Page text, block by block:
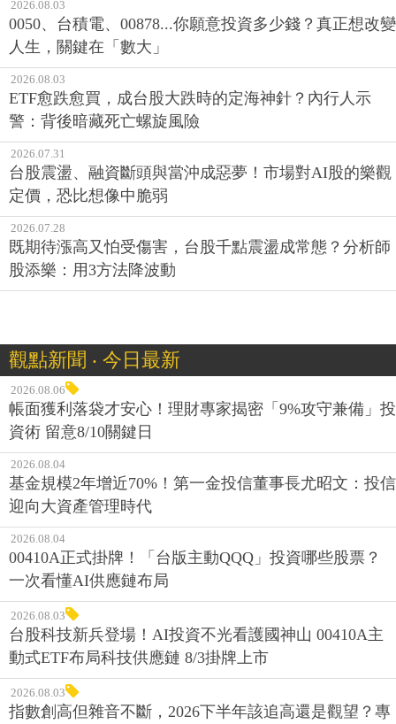
2026.08.03
0050、台積電、00878...你願意投資多少錢？真正想改變
人生，關鍵在「數大」
2026.08.03
ETF愈跌愈買，成台股大跌時的定海神針？內行人示
警：背後暗藏死亡螺旋風險
2026.07.31
台股震盪、融資斷頭與當沖成惡夢！市場對AI股的樂觀
定價，恐比想像中脆弱
2026.07.28
既期待漲高又怕受傷害，台股千點震盪成常態？分析師
股添樂：用3方法降波動
觀點新聞 ‧ 今日最新
2026.08.06
帳面獲利落袋才安心！理財專家揭密「9%攻守兼備」投
資術 留意8/10關鍵日
2026.08.04
基金規模2年增近70%！第一金投信董事長尤昭文：投信
迎向大資產管理時代
2026.08.04
00410A正式掛牌！「台版主動QQQ」投資哪些股票？
一次看懂AI供應鏈布局
2026.08.03
台股科技新兵登場！AI投資不光看護國神山 00410A主
動式ETF布局科技供應鏈 8/3掛牌上市
2026.08.03
指數創高但雜音不斷，2026下半年該追高還是觀望？專